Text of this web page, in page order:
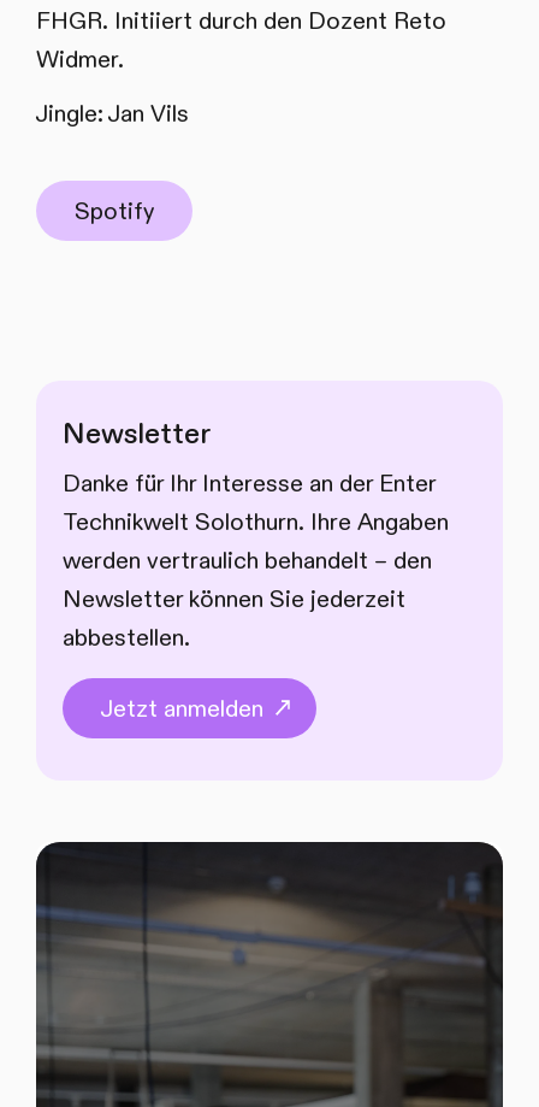
FHGR. Initiiert durch den Dozent Reto
Widmer.
Jingle: Jan Vils
Spotify
Newsletter
Danke für Ihr Interesse an der Enter
Technikwelt Solothurn. Ihre Angaben
werden vertraulich behandelt – den
Newsletter können Sie jederzeit
abbestellen.
Jetzt anmelden